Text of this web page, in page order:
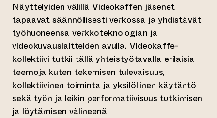
Näyttelyiden välillä Videokaffen jäsenet
tapaavat säännöllisesti verkossa ja yhdistävät
työhuoneensa verkkoteknologian ja
videokuvauslaitteiden avulla. Videokaffe-
kollektiivi tutkii tällä yhteistyötavalla erilaisia
teemoja kuten tekemisen tulevaisuus,
kollektiivinen toiminta ja yksilöllinen käytäntö
sekä työn ja leikin performatiivisuus tutkimisen
ja löytämisen välineenä.